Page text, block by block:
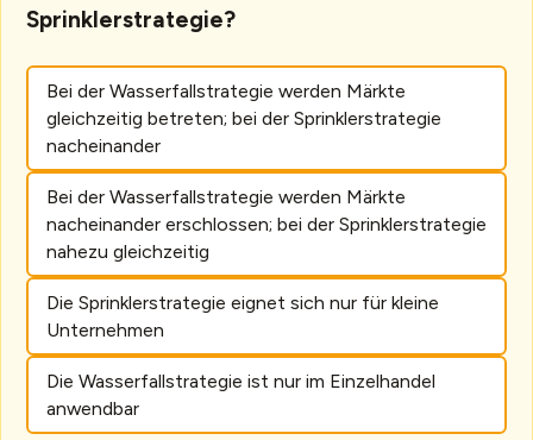
Sprinklerstrategie?
Bei der Wasserfallstrategie werden Märkte
gleichzeitig betreten; bei der Sprinklerstrategie
nacheinander
Bei der Wasserfallstrategie werden Märkte
nacheinander erschlossen; bei der Sprinklerstrategie
nahezu gleichzeitig
Die Sprinklerstrategie eignet sich nur für kleine
Unternehmen
Die Wasserfallstrategie ist nur im Einzelhandel
anwendbar